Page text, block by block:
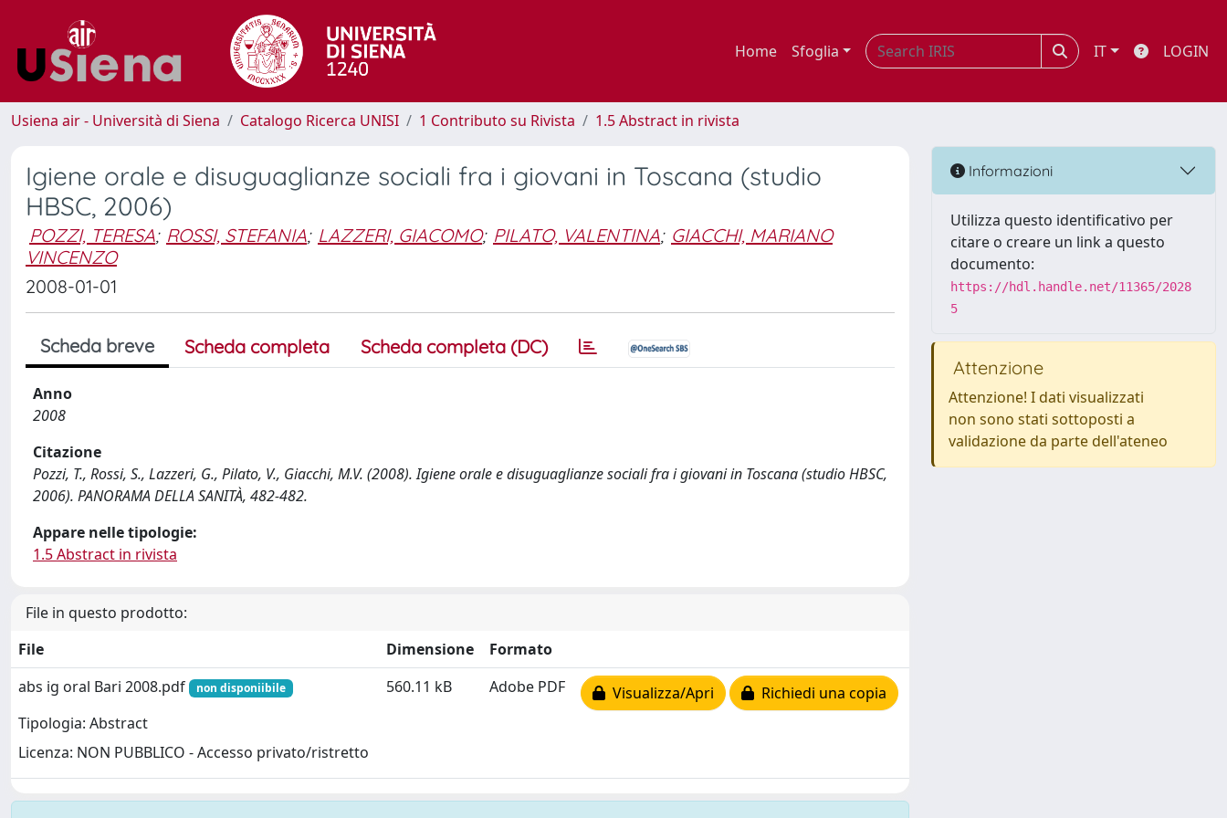
Home Sfoglia IT LOGIN
Usiena air - Università di Siena Catalogo Ricerca UNISI 1 Contributo su Rivista 1.5 Abstract in rivista
Igiene orale e disuguaglianze sociali fra i giovani in Toscana (studio
HBSC, 2006)
POZZI, TERESA; ROSSI, STEFANIA; LAZZERI, GIACOMO; PILATO, VALENTINA; GIACCHI, MARIANO
VINCENZO
2008-01-01
Scheda breve Scheda completa Scheda completa (DC)
Anno
2008
Citazione
Pozzi, T., Rossi, S., Lazzeri, G., Pilato, V., Giacchi, M.V. (2008). Igiene orale e disuguaglianze sociali fra i giovani in Toscana (studio HBSC,
2006). PANORAMA DELLA SANITÀ, 482-482.
Appare nelle tipologie:
1.5 Abstract in rivista
File in questo prodotto:
File
Dimensione
Formato
abs ig oral Bari 2008.pdf
non disponiibile
Tipologia: Abstract
Licenza: NON PUBBLICO - Accesso privato/ristretto
560.11 kB Adobe PDF Visualizza/Apri Richiedi una copia
Informazioni
Utilizza questo identificativo per
citare o creare un link a questo
documento:
https://hdl.handle.net/11365/2028
5
Attenzione
Attenzione! I dati visualizzati
non sono stati sottoposti a
validazione da parte dell'ateneo